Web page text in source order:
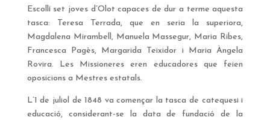
Escollí set joves d’Olot capaces de dur a terme aquesta
tasca: Teresa Terrada, que en seria la superiora,
Magdalena Mirambell, Manuela Massegur, Maria Ribes,
Francesca Pagès, Margarida Teixidor i Maria Àngela
Rovira. Les Missioneres eren educadores que feien
oposicions a Mestres estatals.
L’1 de juliol de 1848 va començar la tasca de catequesi i
educació, considerant-se la data de fundació de la